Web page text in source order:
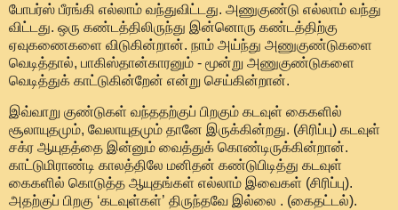
போபர்ஸ் பீரங்கி எல்லாம் வந்துவிட்டது. அணுகுண்டு எல்லாம் வந்து
விட்டது. ஒரு கண்டத்திலிருந்து இன்னொரு கண்டத்திற்கு
ஏவுகணைகளை விடுகின்றான். நாம் அய்ந்து அணுகுண்டுகளை
வெடித்தால், பாகிஸ்தான்காரனும் - மூன்று அணுகுண்டுகளை
வெடித்துக் காட்டுகின்றேன் என்று செய்கின்றான்.
இவ்வாறு குண்டுகள் வந்ததற்குப் பிறகும் கடவுள் கைகளில்
சூலாயுதமும், வேலாயுதமும் தானே இருக்கின்றது. (சிரிப்பு) கடவுள்
சக்ர ஆயுதத்தை இன்னும் வைத்துக் கொண்டிருக்கின்றான்.
காட்டுமிராண்டி காலத்திலே மனிதன் கண்டுபிடித்து கடவுள்
கைகளில் கொடுத்த ஆயுதங்கள் எல்லாம் இவைகள் (சிரிப்பு).
அதற்குப் பிறகு ‘கடவுள்கள்’ திருந்தவே இல்லை . (கைதட்டல்).